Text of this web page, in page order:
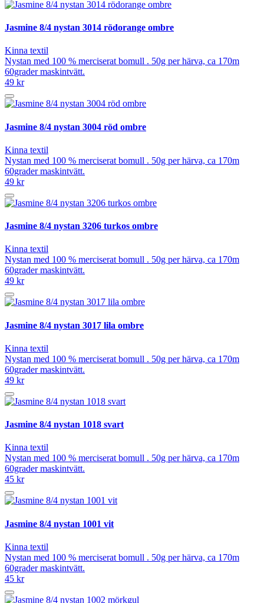
Jasmine 8/4 nystan 3014 rödorange ombre
Kinna textil
Nystan med 100 % merciserat bomull . 50g per härva, ca 170m
60grader maskintvätt.
49 kr
Jasmine 8/4 nystan 3004 röd ombre
Kinna textil
Nystan med 100 % merciserat bomull . 50g per härva, ca 170m
60grader maskintvätt.
49 kr
Jasmine 8/4 nystan 3206 turkos ombre
Kinna textil
Nystan med 100 % merciserat bomull . 50g per härva, ca 170m
60grader maskintvätt.
49 kr
Jasmine 8/4 nystan 3017 lila ombre
Kinna textil
Nystan med 100 % merciserat bomull . 50g per härva, ca 170m
60grader maskintvätt.
49 kr
Jasmine 8/4 nystan 1018 svart
Kinna textil
Nystan med 100 % merciserat bomull . 50g per härva, ca 170m
60grader maskintvätt.
45 kr
Jasmine 8/4 nystan 1001 vit
Kinna textil
Nystan med 100 % merciserat bomull . 50g per härva, ca 170m
60grader maskintvätt.
45 kr